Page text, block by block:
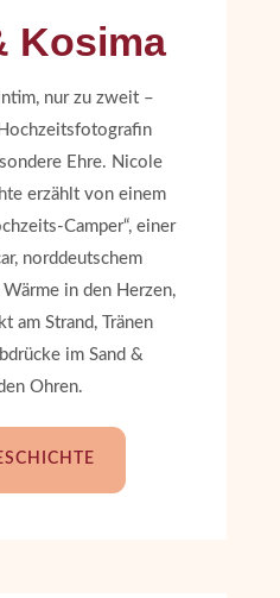
Kosima
nur zu zweit –
Ehre. Nicole
erzählt von einem
Camper“, einer
norddeutschem
in den Herzen,
am Strand, Tränen
im Sand &
Ohren.